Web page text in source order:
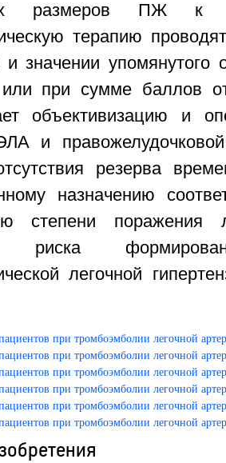
размеров ПЖ
терапию
значении упомянутого
при сумме баллов
объективизацию и
и
резерва
назначению
степени поражения
риска
легочной